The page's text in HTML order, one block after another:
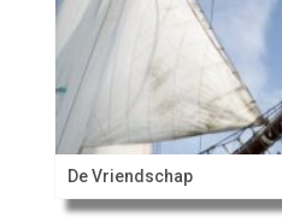
De Vriendschap